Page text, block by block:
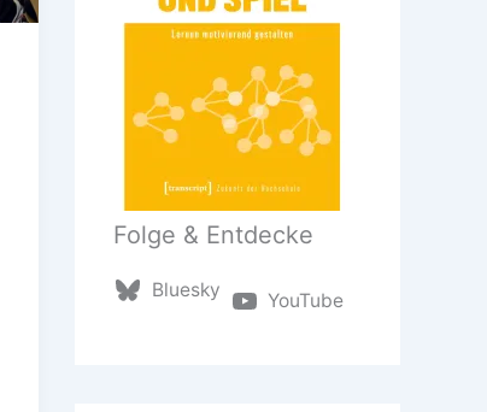
Folge & Entdecke
Bluesky YouTube